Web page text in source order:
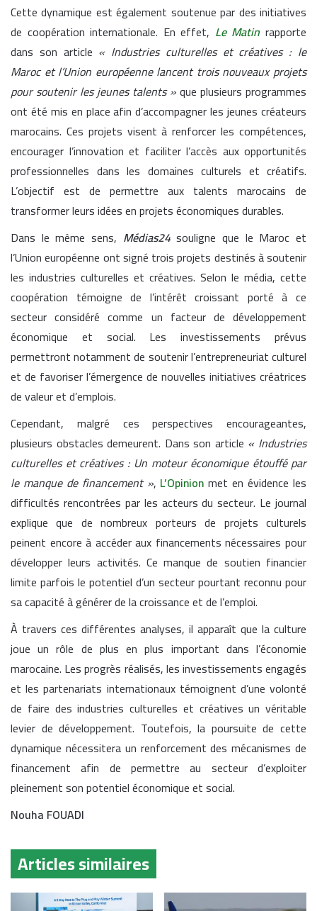
Cette dynamique est également soutenue par des initiatives
de coopération internationale. En effet, Le Matin rapporte
dans son article « Industries culturelles et créatives : le
Maroc et l’Union européenne lancent trois nouveaux projets
pour soutenir les jeunes talents »que plusieurs programmes
ont été mis en place afin d’accompagner les jeunes créateurs
marocains. Ces projets visent à renforcer les compétences,
encourager l’innovation et faciliter l’accès aux opportunités
professionnelles dans les domaines culturels et créatifs.
L’objectif est de permettre aux talents marocains de
transformer leurs idées en projets économiques durables.
Dans le même sens, Médias24souligne que le Maroc et
l’Union européenne ont signé trois projets destinés à soutenir
les industries culturelles et créatives. Selon le média, cette
coopération témoigne de l’intérêt croissant porté à ce
secteur considéré comme un facteur de développement
économique et social. Les investissements prévus
permettront notamment de soutenir l’entrepreneuriat culturel
et de favoriser l’émergence de nouvelles initiatives créatrices
de valeur et d’emplois.
Cependant, malgré ces perspectives encourageantes,
plusieurs obstacles demeurent. Dans son article « Industries
culturelles et créatives : Un moteur économique étouffé par
le manque de financement », L’Opinion met en évidence les
difficultés rencontrées par les acteurs du secteur. Le journal
explique que de nombreux porteurs de projets culturels
peinent encore à accéder aux financements nécessaires pour
développer leurs activités. Ce manque de soutien financier
limite parfois le potentiel d’un secteur pourtant reconnu pour
sa capacité à générer de la croissance et de l’emploi.
À travers ces différentes analyses, il apparaît que la culture
joue un rôle de plus en plus important dans l’économie
marocaine. Les progrès réalisés, les investissements engagés
et les partenariats internationaux témoignent d’une volonté
de faire des industries culturelles et créatives un véritable
levier de développement. Toutefois, la poursuite de cette
dynamique nécessitera un renforcement des mécanismes de
financement afin de permettre au secteur d’exploiter
pleinement son potentiel économique et social.
Nouha FOUADI
Articles similaires